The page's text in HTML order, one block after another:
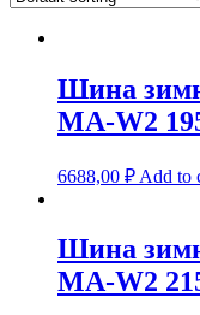
Шина
MA-W2
6688,00 ₽ Add to
Шина
MA-W2